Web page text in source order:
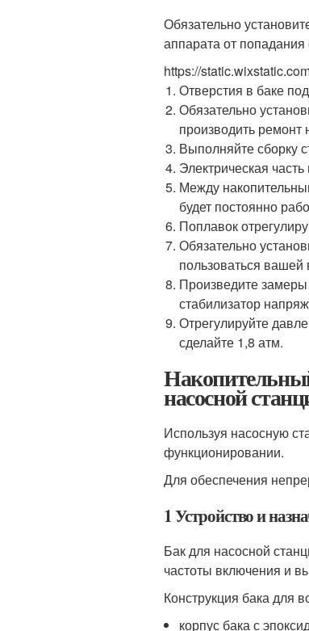
Обязательно
аппарата от
https://
Отверстия в баке
Обязательно
производить ремонт
Выполняйте сборку
Электрическая
Между
будет постоянно
Поплавок
Обязательно
пользоваться вашей
Произведите
стабилизатор
Отрегулируйте
сделайте 1,8 атм.
насосной
Используя насосную
функционировании.
Для обеспечения
1 Устройство и
Бак для насосной
частоты включения и
Конструкция бака для
корпус бака с